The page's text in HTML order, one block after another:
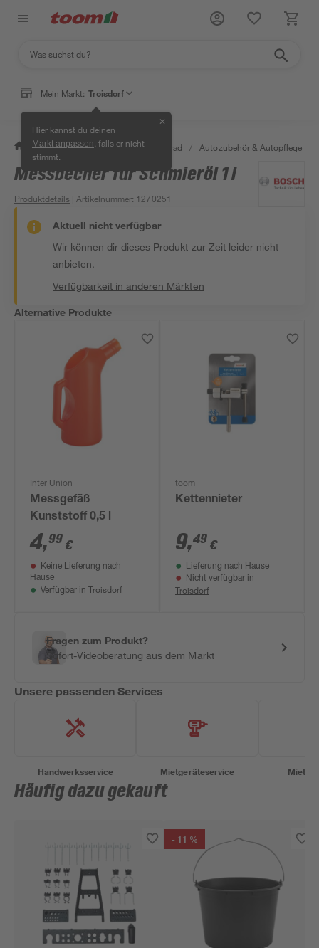
Mein Markt: Troisdorf
Hier kannst du deinen
Markt anpassen , falls er nicht
stimmt.
✕
/ Garten & Freizeit / Auto & Fahrrad / Autozubehör & Autopflege
Messbecher für Schmieröl 1 l
Produktdetails | Artikelnummer: 1270251
Aktuell nicht verfügbar
Wir können dir dieses Produkt zur Zeit leider nicht
anbieten.
Verfügbarkeit in anderen Märkten
Alternative Produkte
Inter Union
Messgefäß
Kunststoff 0,5 l
4,99 €
Keine Lieferung nach
Hause
Verfügbar in Troisdorf
toom
Kettennieter
9,49 €
Lieferung nach Hause
Nicht verfügbar in
Troisdorf
Fragen zum Produkt?
Sofort-Videoberatung aus dem Markt
Unsere passenden Services
Handwerksservice Mietgeräteservice
Häufig dazu gekauft
- 11 %